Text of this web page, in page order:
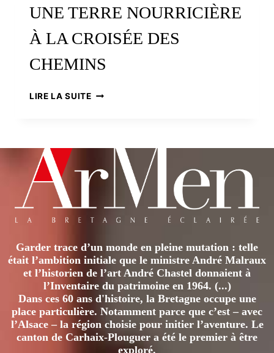
UNE TERRE NOURRICIÈRE
À LA CROISÉE DES
CHEMINS
LIRE LA SUITEUNE
CROISÉE
DES
CHEMINS
Garder trace d’un monde en pleine mutation : telle
était l’ambition initiale que le ministre André Malraux
et l’historien de l’art André Chastel donnaient à
l’Inventaire du patrimoine en 1964. (...)
Dans ces 60 ans d'histoire, la Bretagne occupe une
place particulière. Notamment parce que c’est – avec
l’Alsace – la région choisie pour initier l’aventure. Le
canton de Carhaix-Plouguer a été le premier à être
exploré.